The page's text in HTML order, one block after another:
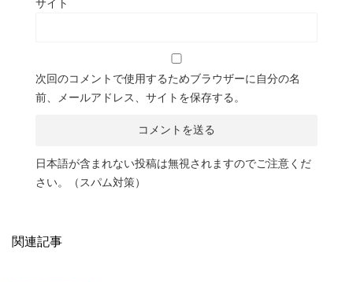
サイト
次回のコメントで使用するためブラウザーに自分の名
前、メールアドレス、サイトを保存する。
日本語が含まれない投稿は無視されますのでご注意くだ
さい。（スパム対策）
関連記事